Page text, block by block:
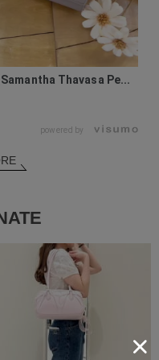
Samantha Thavasa Pe...
powered by